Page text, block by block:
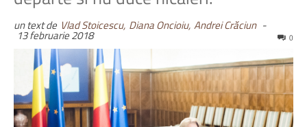
un text de Vlad Stoicescu, Diana Oncioiu, Andrei Crăciun -
13 februarie 2018 0